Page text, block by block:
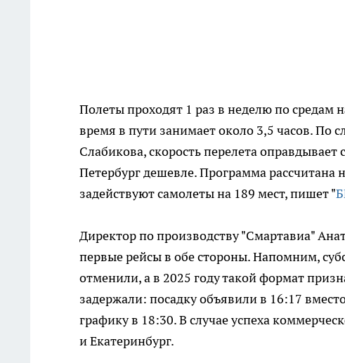
Полеты проходят 1 раз в неделю по средам
время в пути занимает около 3,5 часов. По
Слабикова, скорость перелета
Петербург дешевле. Программа рассчитана
задействуют самолеты на 189 мест, пишет "
Директор по производству "Смартавиа"
первые рейсы в обе стороны. Напомним,
отменили, а в 2025 году такой формат
задержали: посадку объявили в 16:17
графику в 18:30. В случае успеха
и Екатеринбург.